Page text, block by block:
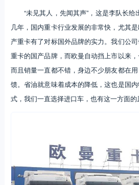
“未见其人，先闻其声”，这是李队长
几年，国内重卡行业发展的非常快，尤其
产重卡有了对标国外品牌的实力。我们公
重卡的国产品牌，而欧曼自动挡上市以来
而且销量一直都不错，身边不少朋友都在
馈。省油就意味着成本的降低，这也是国
式，我们一直选择进口车，也有这一方面的